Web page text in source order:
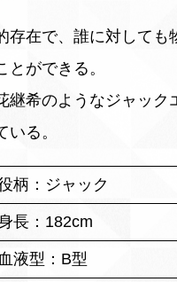
存在で、誰に対しても
ができる。
継希のようなジャック
る。
柄：ジャック
長：182cm
血液型：B型